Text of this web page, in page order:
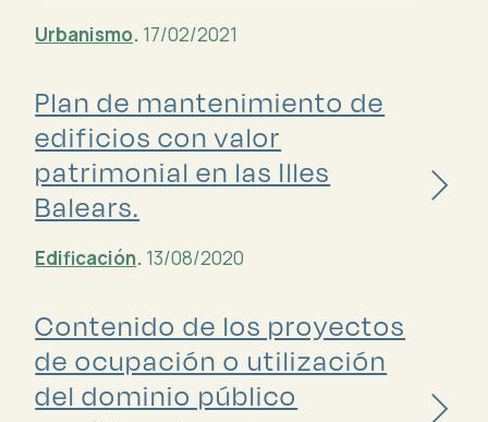
Urbanismo. 17/02/2021
Plan de mantenimiento de
edificios con valor
patrimonial en las Illes
Balears.
Edificación. 13/08/2020
Contenido de los proyectos
de ocupación o utilización
del dominio público